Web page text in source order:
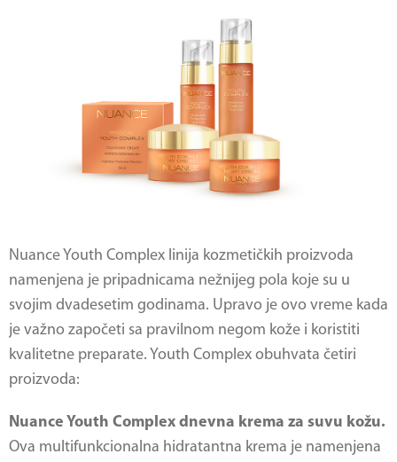
Nuance Youth Complex linija kozmetičkih proizvoda
namenjena je pripadnicama nežnijeg pola koje su u
svojim dvadesetim godinama. Upravo je ovo vreme kada
je važno započeti sa pravilnom negom kože i koristiti
kvalitetne preparate. Youth Complex obuhvata četiri
proizvoda:
Nuance Youth Complex dnevna krema za suvu kožu.
Ova multifunkcionalna hidratantna krema je namenjena